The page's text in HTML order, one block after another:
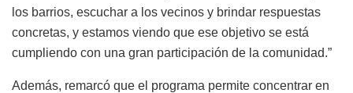
los barrios, escuchar a los vecinos y brindar respuestas
concretas, y estamos viendo que ese objetivo se está
cumpliendo con una gran participación de la comunidad.”
Además, remarcó que el programa permite concentrar en